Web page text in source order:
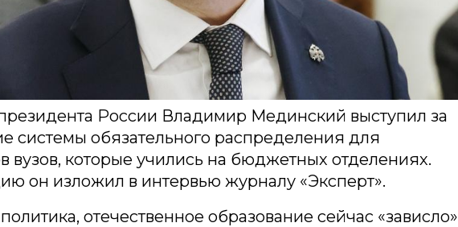
России Владимир Мединский выступил за
системы обязательного распределения для
вузов, которые учились на бюджетных отделениях.
он изложил в интервью журналу «Эксперт».
отечественное образование сейчас «зависло»